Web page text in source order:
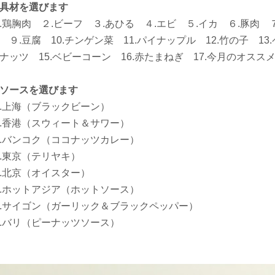
具材を選びます
.鶏胸肉 ２.ビーフ ３.あひる ４.エビ ５.イカ ６.豚肉
９.豆腐 10.チンゲン菜 11.パイナップル 12.竹の子 13.
ッツ 15.ベビーコーン 16.赤たまねぎ 17.今月のオススメ
ソースを選びます
上海（ブラックビーン）
香港（スウィート＆サワー）
バンコク（ココナッツカレー）
東京（テリヤキ）
北京（オイスター）
ホットアジア（ホットソース）
サイゴン（ガーリック＆ブラックペッパー）
バリ（ピーナッツソース）